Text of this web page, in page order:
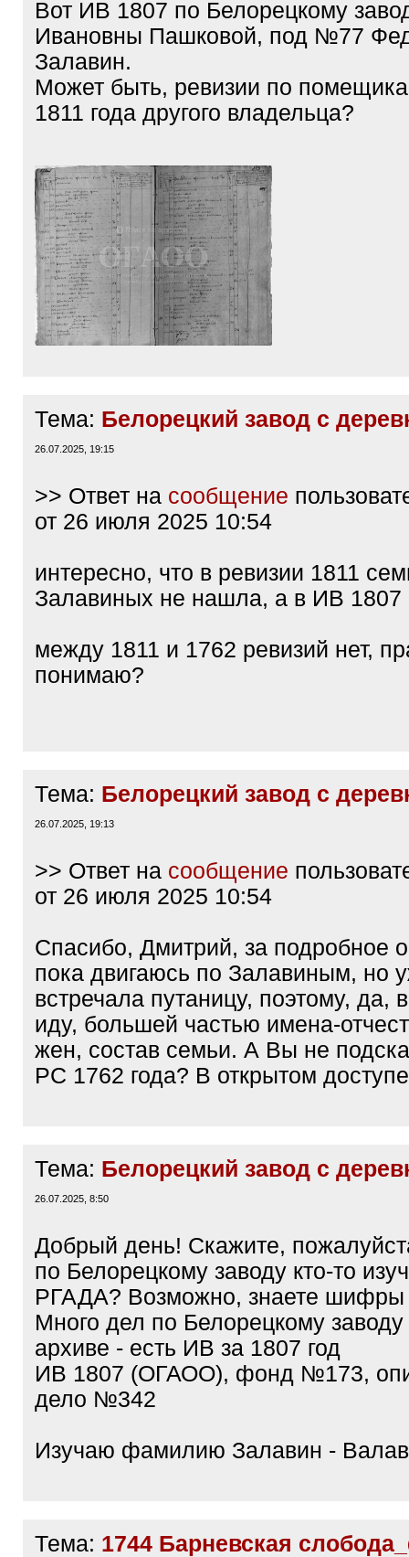
Вот ИВ 1807 по Белорецкому
Ивановны Пашковой, под №77
Залавин.
Может быть, ревизии по
1811 года другого владельца?
Тема: Белорецкий завод с
26.07.2025, 19:15
>> Ответ на сообщение
от 26 июля 2025 10:54
интересно, что в ревизии 1811
Залавиных не нашла, а в ИВ 1807
между 1811 и 1762 ревизий нет,
понимаю?
Тема: Белорецкий завод с
26.07.2025, 19:13
>> Ответ на сообщение
от 26 июля 2025 10:54
Спасибо, Дмитрий, за подробное
пока двигаюсь по Залавиным, но
встречала путаницу, поэтому, да,
иду, большей частью имена-
жен, состав семьи. А Вы не
РС 1762 года? В открытом
Тема: Белорецкий завод с
26.07.2025, 8:50
Добрый день! Скажите,
по Белорецкому заводу кто-то
РГАДА? Возможно, знаете шифры
Много дел по Белорецкому
архиве - есть ИВ за 1807 год
ИВ 1807 (ОГАОО), фонд №173,
дело №342
Изучаю фамилию Залавин -
Тема: 1744 Барневская